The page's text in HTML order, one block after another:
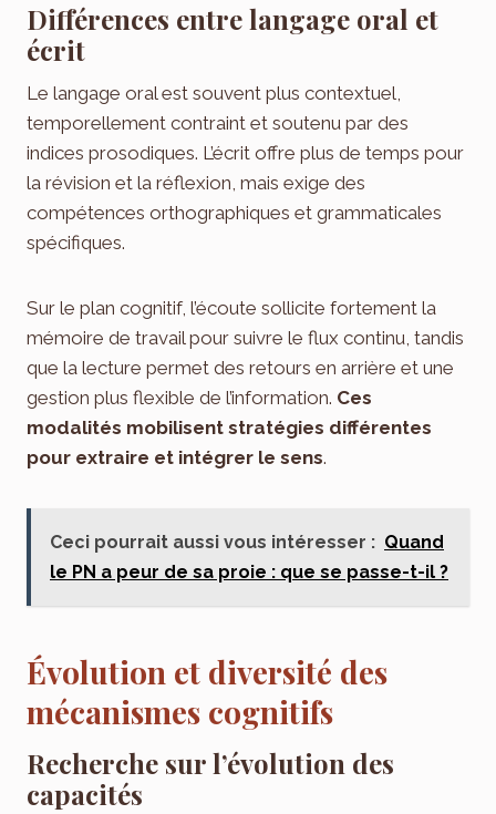
Différences entre langage oral et
écrit
Le langage oral est souvent plus contextuel,
temporellement contraint et soutenu par des
indices prosodiques. L’écrit offre plus de temps pour
la révision et la réflexion, mais exige des
compétences orthographiques et grammaticales
spécifiques.
Sur le plan cognitif, l’écoute sollicite fortement la
mémoire de travail pour suivre le flux continu, tandis
que la lecture permet des retours en arrière et une
gestion plus flexible de l’information. Ces
modalités mobilisent stratégies différentes
pour extraire et intégrer le sens.
Ceci pourrait aussi vous intéresser : Quand
le PN a peur de sa proie : que se passe-t-il ?
Évolution et diversité des
mécanismes cognitifs
Recherche sur l’évolution des
capacités